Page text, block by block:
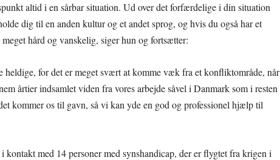
altid i en sårbar situation. Ud over det forfærdelige i din situation
dig til en anden kultur og et andet sprog, og hvis du også har et
hård og vanskelig, siger hun og fortsætter:
heldige, for det er meget svært at komme væk fra et konfliktområde, når
årtier indsamlet viden fra vores arbejde såvel i Danmark som i resten
kommer os til gavn, så vi kan yde en god og professionel hjælp til
med 14 personer med synshandicap, der er flygtet fra krigen i